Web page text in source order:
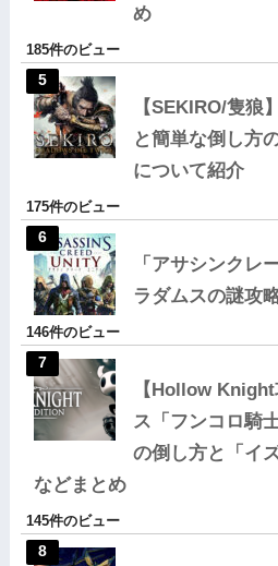
め
185件のビュー
【SEKIRO/隻狼
と簡単な倒し方
について紹介
175件のビュー
「アサシンクレ
ラダムスの謎攻
146件のビュー
【Hollow
ス「フンコロ騎
の倒し方と「イ
などまとめ
145件のビュー